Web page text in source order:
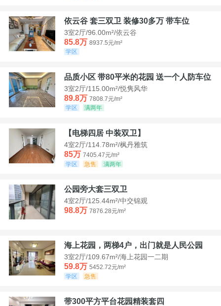
依云谷 套三双卫 装修30多万 带车位
3室2厅/96.00m²/依云谷
85.8万 8937.5元/m²
学区
品质小区 带80平米的花园 送一个人防车位
3室2厅/115.00m²/悦隽风华
89.8万 7808.7元/m²
学区
满两年
【电梯四居 中装双卫】
4室2厅/114.78m²/枫丹雅筑
85万 7405.47元/m²
学区
急售 满两年
公园旁大套三双卫
4室2厅/125.44m²/中交锦观
98.8万 7876.28元/m²
海上花园，两梯4户，出门就是人民公园
3室2厅/109.67m²/海上花园一二期
59.8万 5452.72元/m²
学区
急售
带300平方平台花园精装套四